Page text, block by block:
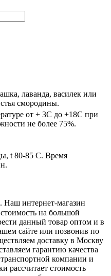
лаванда, василек или
смородины.
от + 3С до +18С при
не более 75%.
t 80-85 C. Время
Наш интернет-магазин
на большой
данный товар оптом и в
сайте или позвонив по
доставку в Москву
гарантию качества
компании и
рассчитает стоимость